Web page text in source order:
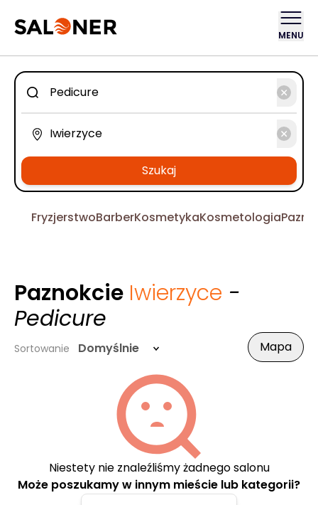
MENU
Szukaj
FryzjerstwoBarberKosmetykaKosmetologia
Paznokcie Iwierzyce -
Pedicure
Sortowanie Domyślnie Mapa
Niestety nie znaleźliśmy żadnego salonu
Może poszukamy w innym mieście lub kategorii?